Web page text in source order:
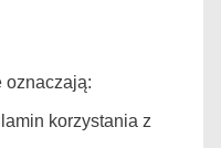
oznaczają:
korzystania z